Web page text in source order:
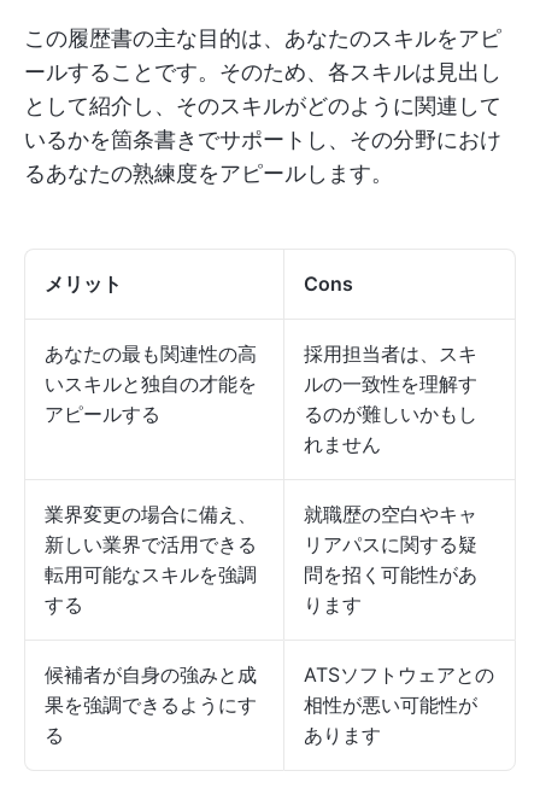
この履歴書の主な目的は、あなたのスキルをアピ
ールすることです。そのため、各スキルは見出し
として紹介し、そのスキルがどのように関連して
いるかを箇条書きでサポートし、その分野におけ
るあなたの熟練度をアピールします。
メリット Cons
あなたの最も関連性の高
いスキルと独自の才能を
アピールする
採用担当者は、スキ
ルの一致性を理解す
るのが難しいかもし
れません
業界変更の場合に備え、
新しい業界で活用できる
転用可能なスキルを強調
する
就職歴の空白やキャ
リアパスに関する疑
問を招く可能性があ
ります
候補者が自身の強みと成
果を強調できるようにす
る
ATSソフトウェアとの
相性が悪い可能性が
あります